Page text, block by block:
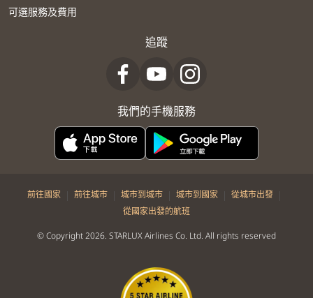
可選服務及費用
追蹤
我們的手機服務
前往國家 | 前往城市 | 城市到城市 | 城市到國家 | 從城市出發 |
從國家出發的航班
© Copyright 2026. STARLUX Airlines Co. Ltd. All rights reserved